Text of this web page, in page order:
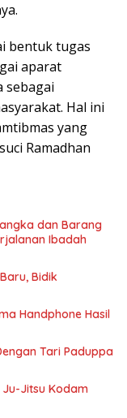
bentuk tugas
aparat
sebagai
Hal ini
yang
Ramadhan
dan Barang
Ibadah
Bidik
Handphone Hasil
Tari Paduppa
Ju-Jitsu Kodam